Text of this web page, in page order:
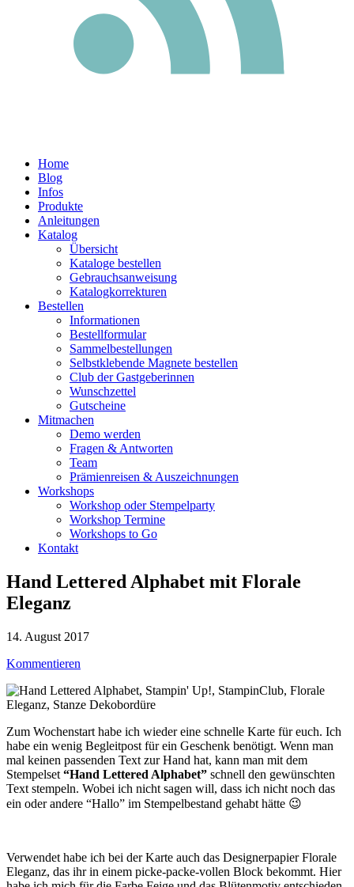
Home
Blog
Infos
Produkte
Anleitungen
Katalog
Übersicht
Kataloge bestellen
Gebrauchsanweisung
Katalogkorrekturen
Bestellen
Informationen
Bestellformular
Sammelbestellungen
Selbstklebende Magnete bestellen
Club der Gastgeberinnen
Wunschzettel
Gutscheine
Mitmachen
Demo werden
Fragen & Antworten
Team
Prämienreisen & Auszeichnungen
Workshops
Workshop oder Stempelparty
Workshop Termine
Workshops to Go
Kontakt
Hand Lettered Alphabet mit Florale
Eleganz
14. August 2017
Kommentieren
Zum Wochenstart habe ich wieder eine schnelle Karte für euch. Ich
habe ein wenig Begleitpost für ein Geschenk benötigt. Wenn man
mal keinen passenden Text zur Hand hat, kann man mit dem
Stempelset “Hand Lettered Alphabet” schnell den gewünschten
Text stempeln. Wobei ich nicht sagen will, dass ich nicht noch das
ein oder andere “Hallo” im Stempelbestand gehabt hätte 😉
Verwendet habe ich bei der Karte auch das Designerpapier Florale
Eleganz, das ihr in einem picke-packe-vollen Block bekommt. Hier